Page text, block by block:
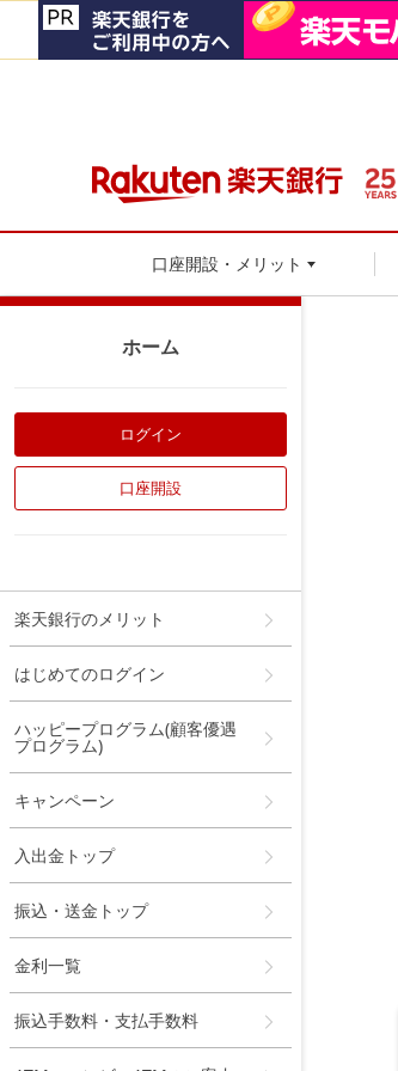
口座開設・メリット
ホーム
ログイン
口座開設
楽天銀行のメリット
はじめてのログイン
ハッピープログラム(顧客優遇
プログラム)
キャンペーン
入出金トップ
振込・送金トップ
金利一覧
振込手数料・支払手数料